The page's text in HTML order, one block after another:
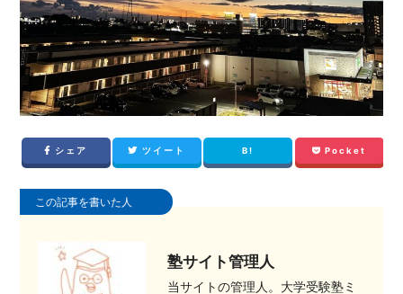
シェア ツイート B! Pocket
この記事を書いた人
塾サイト管理人
当サイトの管理人。大学受験塾ミ